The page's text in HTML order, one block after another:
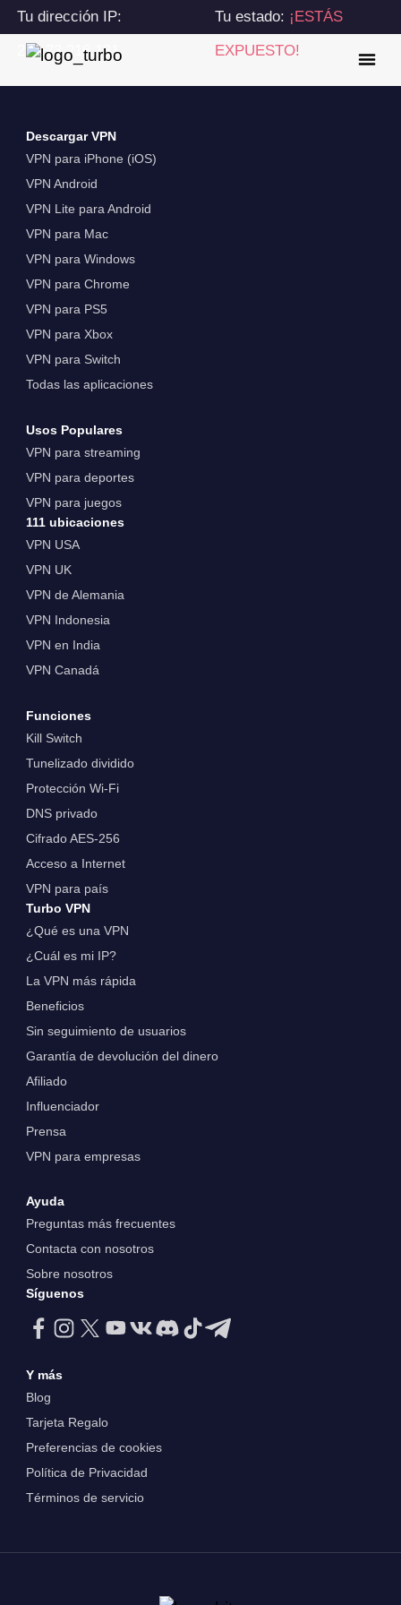
Tu dirección IP:
216.73.216.131
Tu estado: ¡ESTÁS
EXPUESTO!
Descargar VPN
VPN para iPhone (iOS)
VPN Android
VPN Lite para Android
VPN para Mac
VPN para Windows
VPN para Chrome
VPN para PS5
VPN para Xbox
VPN para Switch
Todas las aplicaciones
Usos Populares
VPN para streaming
VPN para deportes
VPN para juegos
111 ubicaciones
VPN USA
VPN UK
VPN de Alemania
VPN Indonesia
VPN en India
VPN Canadá
Funciones
Kill Switch
Tunelizado dividido
Protección Wi-Fi
DNS privado
Cifrado AES-256
Acceso a Internet
VPN para país
Turbo VPN
¿Qué es una VPN
¿Cuál es mi IP?
La VPN más rápida
Beneficios
Sin seguimiento de usuarios
Garantía de devolución del dinero
Afiliado
Influenciador
Prensa
VPN para empresas
Ayuda
Preguntas más frecuentes
Contacta con nosotros
Sobre nosotros
Síguenos
Y más
Blog
Tarjeta Regalo
Preferencias de cookies
Política de Privacidad
Términos de servicio